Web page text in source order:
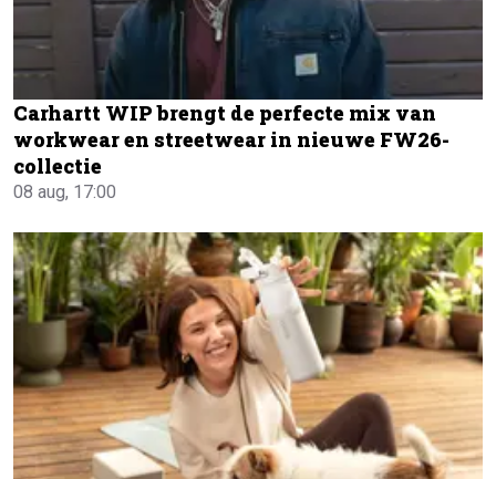
Carhartt WIP brengt de perfecte mix van
workwear en streetwear in nieuwe FW26-
collectie
08 aug, 17:00